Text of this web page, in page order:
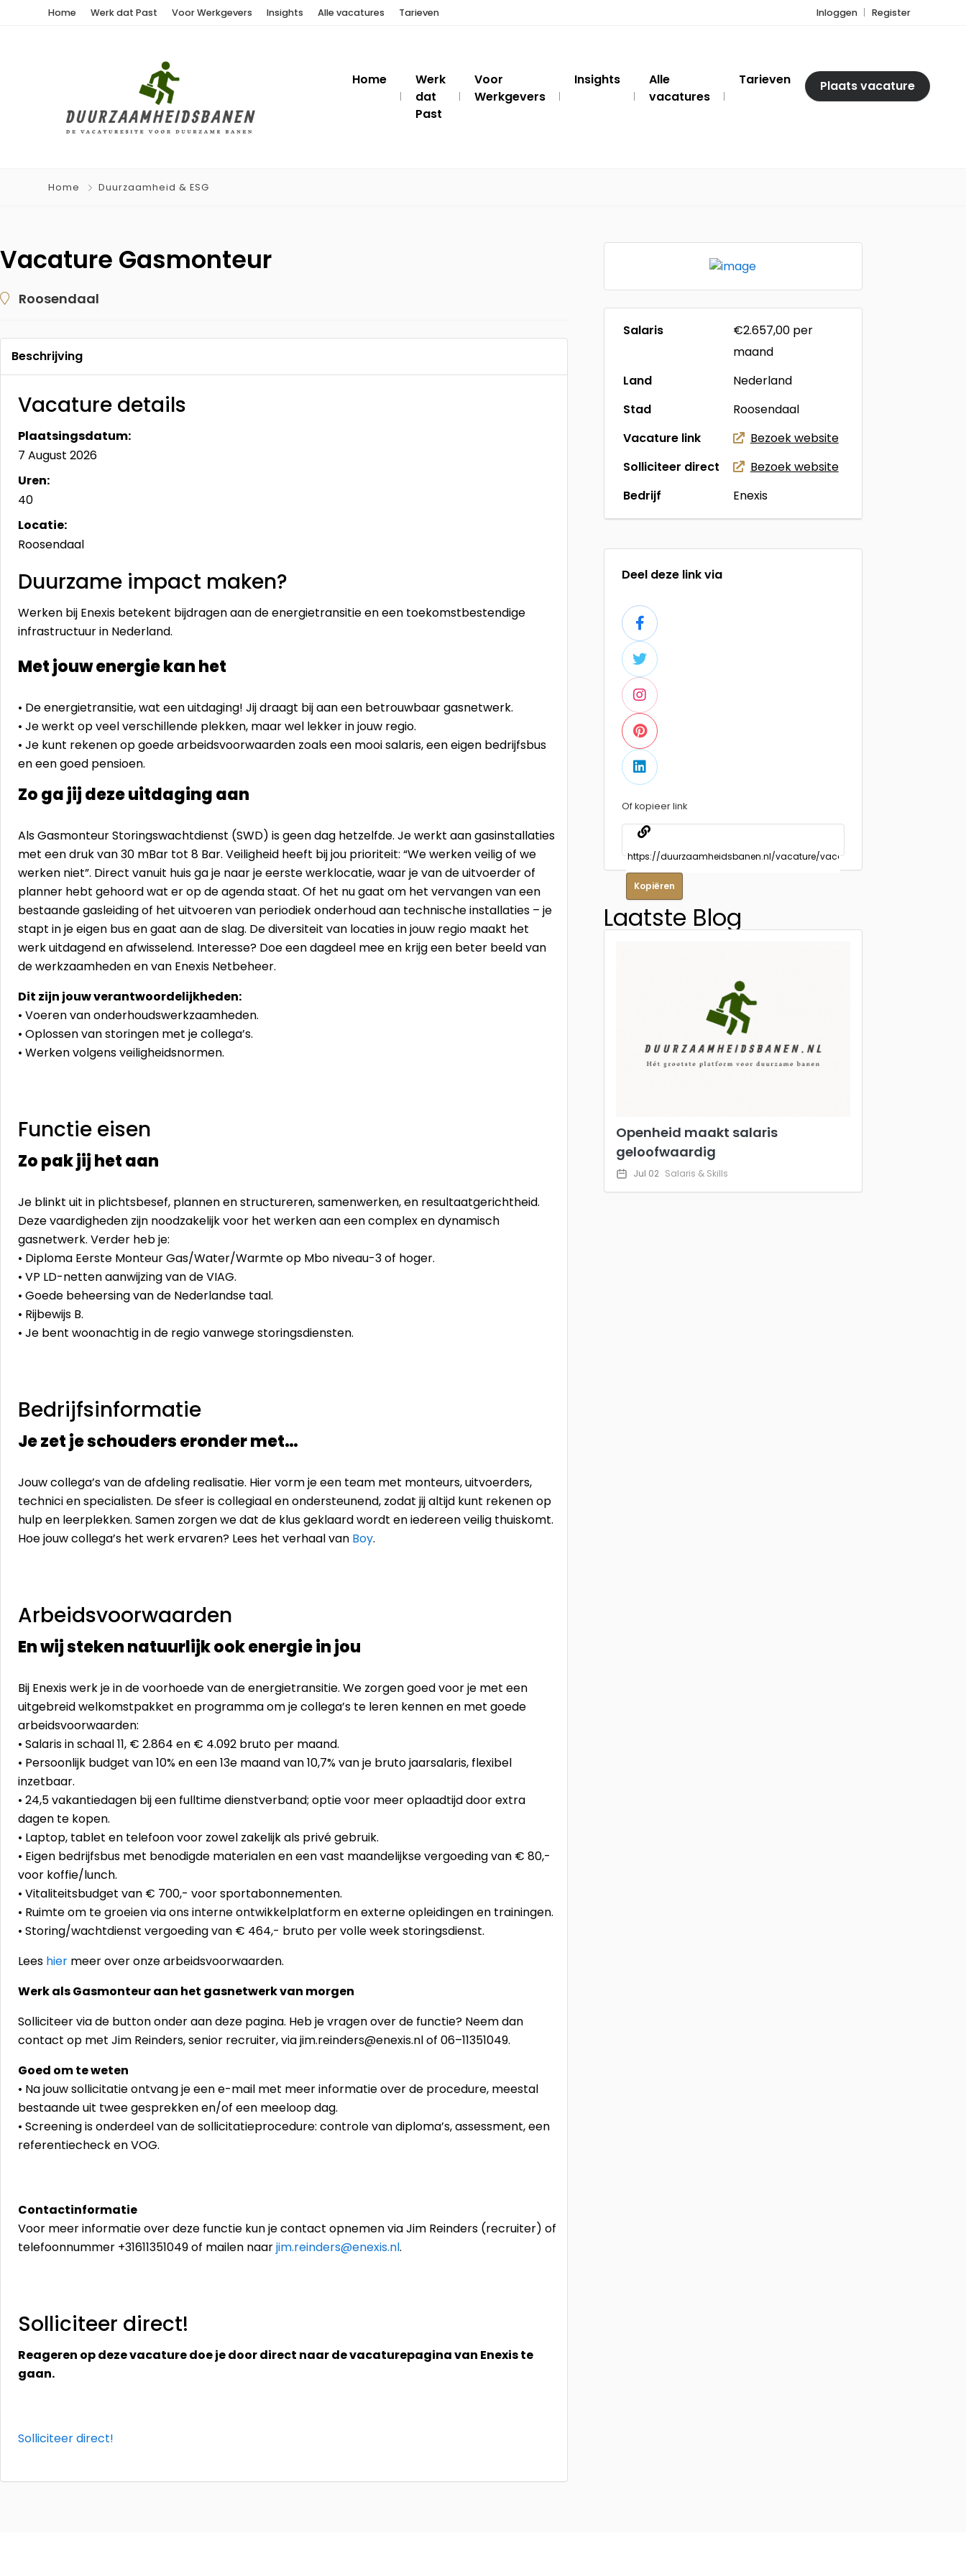
Home Werk dat Past Voor Werkgevers Insights Alle vacatures Tarieven Inloggen Register
Home
Werk
dat
Past
Voor
Werkgevers
Insights
Alle
vacatures
Tarieven Plaats vacature
Home Duurzaamheid & ESG
Vacature Gasmonteur
Roosendaal
Beschrijving
Vacature details
Plaatsingsdatum:
7 August 2026
Uren:
40
Locatie:
Roosendaal
Duurzame impact maken?
Werken bij Enexis betekent bijdragen aan de energietransitie en een toekomstbestendige
infrastructuur in Nederland.
Met jouw energie kan het
• De energietransitie, wat een uitdaging! Jij draagt bij aan een betrouwbaar gasnetwerk.
• Je werkt op veel verschillende plekken, maar wel lekker in jouw regio.
• Je kunt rekenen op goede arbeidsvoorwaarden zoals een mooi salaris, een eigen bedrijfsbus
en een goed pensioen.
Zo ga jij deze uitdaging aan
Als Gasmonteur Storingswachtdienst (SWD) is geen dag hetzelfde. Je werkt aan gasinstallaties
met een druk van 30 mBar tot 8 Bar. Veiligheid heeft bij jou prioriteit: “We werken veilig of we
werken niet”. Direct vanuit huis ga je naar je eerste werklocatie, waar je van de uitvoerder of
planner hebt gehoord wat er op de agenda staat. Of het nu gaat om het vervangen van een
bestaande gasleiding of het uitvoeren van periodiek onderhoud aan technische installaties – je
stapt in je eigen bus en gaat aan de slag. De diversiteit van locaties in jouw regio maakt het
werk uitdagend en afwisselend. Interesse? Doe een dagdeel mee en krijg een beter beeld van
de werkzaamheden en van Enexis Netbeheer.
Dit zijn jouw verantwoordelijkheden:
• Voeren van onderhoudswerkzaamheden.
• Oplossen van storingen met je collega’s.
• Werken volgens veiligheidsnormen.
Functie eisen
Zo pak jij het aan
Je blinkt uit in plichtsbesef, plannen en structureren, samenwerken, en resultaatgerichtheid.
Deze vaardigheden zijn noodzakelijk voor het werken aan een complex en dynamisch
gasnetwerk. Verder heb je:
• Diploma Eerste Monteur Gas/Water/Warmte op Mbo niveau-3 of hoger.
• VP LD-netten aanwijzing van de VIAG.
• Goede beheersing van de Nederlandse taal.
• Rijbewijs B.
• Je bent woonachtig in de regio vanwege storingsdiensten.
Bedrijfsinformatie
Je zet je schouders eronder met…
Jouw collega’s van de afdeling realisatie. Hier vorm je een team met monteurs, uitvoerders,
technici en specialisten. De sfeer is collegiaal en ondersteunend, zodat jij altijd kunt rekenen op
hulp en leerplekken. Samen zorgen we dat de klus geklaard wordt en iedereen veilig thuiskomt.
Hoe jouw collega’s het werk ervaren? Lees het verhaal van Boy.
Arbeidsvoorwaarden
En wij steken natuurlijk ook energie in jou
Bij Enexis werk je in de voorhoede van de energietransitie. We zorgen goed voor je met een
uitgebreid welkomstpakket en programma om je collega’s te leren kennen en met goede
arbeidsvoorwaarden:
• Salaris in schaal 11, € 2.864 en € 4.092 bruto per maand.
• Persoonlijk budget van 10% en een 13e maand van 10,7% van je bruto jaarsalaris, flexibel
inzetbaar.
• 24,5 vakantiedagen bij een fulltime dienstverband; optie voor meer oplaadtijd door extra
dagen te kopen.
• Laptop, tablet en telefoon voor zowel zakelijk als privé gebruik.
• Eigen bedrijfsbus met benodigde materialen en een vast maandelijkse vergoeding van € 80,-
voor koffie/lunch.
• Vitaliteitsbudget van € 700,- voor sportabonnementen.
• Ruimte om te groeien via ons interne ontwikkelplatform en externe opleidingen en trainingen.
• Storing/wachtdienst vergoeding van € 464,- bruto per volle week storingsdienst.
Lees hier meer over onze arbeidsvoorwaarden.
Werk als Gasmonteur aan het gasnetwerk van morgen
Solliciteer via de button onder aan deze pagina. Heb je vragen over de functie? Neem dan
contact op met Jim Reinders, senior recruiter, via jim.reinders@enexis.nl of 06–11351049.
Goed om te weten
• Na jouw sollicitatie ontvang je een e-mail met meer informatie over de procedure, meestal
bestaande uit twee gesprekken en/of een meeloop dag.
• Screening is onderdeel van de sollicitatieprocedure: controle van diploma’s, assessment, een
referentiecheck en VOG.
Contactinformatie
Voor meer informatie over deze functie kun je contact opnemen via Jim Reinders (recruiter) of
telefoonnummer +31611351049 of mailen naarjim.reinders@enexis.nl.
Solliciteer direct!
Reageren op deze vacature doe je door direct naar de vacaturepagina van Enexis te
gaan.
Solliciteer direct!
Salaris €2.657,00per
maand
Land
Nederland
Stad
Roosendaal
Vacature link
Bezoek website
Solliciteer direct
Bezoek website
Bedrijf
Enexis
Deel deze link via
Of kopieer link
Kopiëren
Laatste Blog
Openheid maakt salaris
geloofwaardig
Jul 02 Salaris & Skills